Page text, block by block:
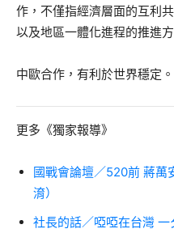
作，不僅指經濟層面的互利
以及地區一體化進程的推進
中歐合作，有利於世界穩定。
更多《獨家報導》
國戰會論壇／520前 蔣萬
淯）
社長的話／啞啞在台灣 一